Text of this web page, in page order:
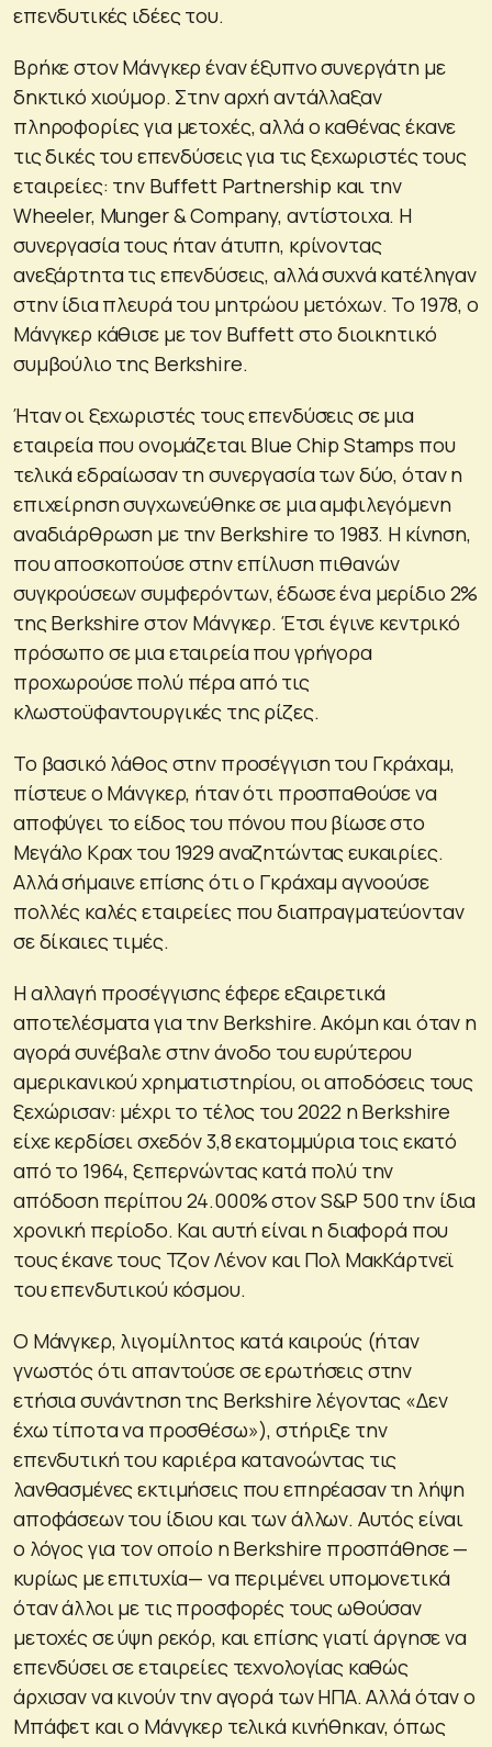
επενδυτικές ιδέες του.
Βρήκε στον Μάνγκερ έναν έξυπνο συνεργάτη με
δηκτικό χιούμορ. Στην αρχή αντάλλαξαν
πληροφορίες για μετοχές, αλλά ο καθένας έκανε
τις δικές του επενδύσεις για τις ξεχωριστές τους
εταιρείες: την Buffett Partnership και την
Wheeler, Munger & Company, αντίστοιχα. Η
συνεργασία τους ήταν άτυπη, κρίνοντας
ανεξάρτητα τις επενδύσεις, αλλά συχνά κατέληγαν
στην ίδια πλευρά του μητρώου μετόχων. Το 1978, ο
Μάνγκερ κάθισε με τον Buffett στο διοικητικό
συμβούλιο της Berkshire.
Ήταν οι ξεχωριστές τους επενδύσεις σε μια
εταιρεία που ονομάζεται Blue Chip Stamps που
τελικά εδραίωσαν τη συνεργασία των δύο, όταν η
επιχείρηση συγχωνεύθηκε σε μια αμφιλεγόμενη
αναδιάρθρωση με την Berkshire το 1983. Η κίνηση,
που αποσκοπούσε στην επίλυση πιθανών
συγκρούσεων συμφερόντων, έδωσε ένα μερίδιο 2%
της Berkshire στον Μάνγκερ. Έτσι έγινε κεντρικό
πρόσωπο σε μια εταιρεία που γρήγορα
προχωρούσε πολύ πέρα από τις
κλωστοϋφαντουργικές της ρίζες.
Το βασικό λάθος στην προσέγγιση του Γκράχαμ,
πίστευε ο Μάνγκερ, ήταν ότι προσπαθούσε να
αποφύγει το είδος του πόνου που βίωσε στο
Μεγάλο Κραχ του 1929 αναζητώντας ευκαιρίες.
Αλλά σήμαινε επίσης ότι ο Γκράχαμ αγνοούσε
πολλές καλές εταιρείες που διαπραγματεύονταν
σε δίκαιες τιμές.
Η αλλαγή προσέγγισης έφερε εξαιρετικά
αποτελέσματα για την Berkshire. Ακόμη και όταν η
αγορά συνέβαλε στην άνοδο του ευρύτερου
αμερικανικού χρηματιστηρίου, οι αποδόσεις τους
ξεχώρισαν: μέχρι το τέλος του 2022 η Berkshire
είχε κερδίσει σχεδόν 3,8 εκατομμύρια τοις εκατό
από το 1964, ξεπερνώντας κατά πολύ την
απόδοση περίπου 24.000% στον S&P 500 την ίδια
χρονική περίοδο. Και αυτή είναι η διαφορά που
τους έκανε τους Τζον Λένον και Πολ ΜακΚάρτνεϊ
του επενδυτικού κόσμου.
Ο Μάνγκερ, λιγομίλητος κατά καιρούς (ήταν
γνωστός ότι απαντούσε σε ερωτήσεις στην
ετήσια συνάντηση της Berkshire λέγοντας «Δεν
έχω τίποτα να προσθέσω»), στήριξε την
επενδυτική του καριέρα κατανοώντας τις
λανθασμένες εκτιμήσεις που επηρέασαν τη λήψη
αποφάσεων του ίδιου και των άλλων. Αυτός είναι
ο λόγος για τον οποίο η Berkshire προσπάθησε —
κυρίως με επιτυχία— να περιμένει υπομονετικά
όταν άλλοι με τις προσφορές τους ωθούσαν
μετοχές σε ύψη ρεκόρ, και επίσης γιατί άργησε να
επενδύσει σε εταιρείες τεχνολογίας καθώς
άρχισαν να κινούν την αγορά των ΗΠΑ. Αλλά όταν ο
Μπάφετ και ο Μάνγκερ τελικά κινήθηκαν, όπως